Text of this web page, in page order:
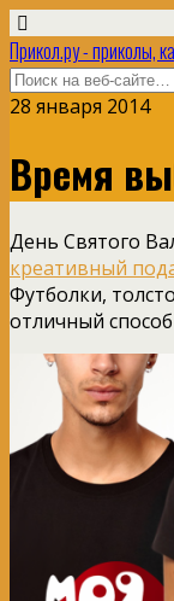
Прикол.ру - приколы,
28 января 2014
Время
День Святого
креативный
Футболки,
отличный